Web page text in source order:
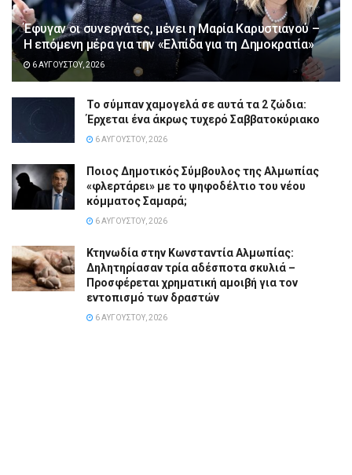
Έφυγαν οι συνεργάτες, μένει η Μαρία Καρυστιανού –
Η επόμενη μέρα για την «Ελπίδα για τη Δημοκρατία»
6 ΑΥΓΟΎΣΤΟΥ, 2026
Το σύμπαν χαμογελά σε αυτά τα 2 ζώδια:
Έρχεται ένα άκρως τυχερό Σαββατοκύριακο
6 ΑΥΓΟΎΣΤΟΥ, 2026
Ποιος Δημοτικός Σύμβουλος της Αλμωπίας
«φλερτάρει» με το ψηφοδέλτιο του νέου
κόμματος Σαμαρά;
6 ΑΥΓΟΎΣΤΟΥ, 2026
Κτηνωδία στην Κωνσταντία Αλμωπίας:
Δηλητηρίασαν τρία αδέσποτα σκυλιά –
Προσφέρεται χρηματική αμοιβή για τον
εντοπισμό των δραστών
6 ΑΥΓΟΎΣΤΟΥ, 2026